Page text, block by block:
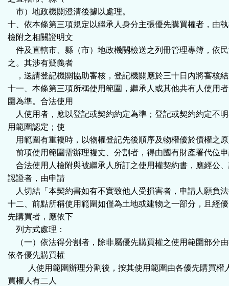
市）地政機關澄清後據以處理。
十、依本條第三項規定以繼承人身分主張優先購買權者，由
檢附之相關證明文
件及直轄市、縣（市）地政機關檢送之列冊管理專簿，依
之。其涉有疑義者
，送請登記機關協助審核，登記機關應於三十日內將審核
十一、本條第三項所稱使用範圍，繼承人或其他共有人使用
圍為準。合法使用
人使用者，應以登記或契約約定為準；登記或契約約定不
用範圍認定；使
用範圍有重複時，以物權登記先後順序及物權優於債權之
前項使用範圍需辦理複丈、分割者，得由國有財產署代位
合法使用人檢附與被繼承人所訂之使用權契約書，應經公
認證者，由申請
人切結「本契約書如有不實致他人受損害者，申請人願負
十二、前點所稱使用範圍如僅為土地或建物之一部分，且經
先購買者，應依下
列方式處理：
（一）依法得分割者，除非屬優先購買權之使用範圍部分
依各優先購買權
人使用範圍辦理分割後，按其使用範圍由各優先購買權
買權人有二人